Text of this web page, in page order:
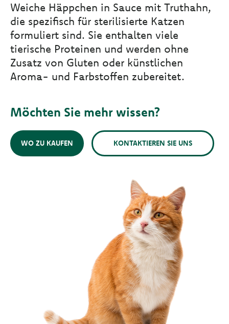
Weiche Häppchen in Sauce mit Truthahn,
die spezifisch für sterilisierte Katzen
formuliert sind. Sie enthalten viele
tierische Proteinen und werden ohne
Zusatz von Gluten oder künstlichen
Aroma- und Farbstoffen zubereitet.
Möchten Sie mehr wissen?
WO ZU KAUFEN KONTAKTIEREN SIE UNS